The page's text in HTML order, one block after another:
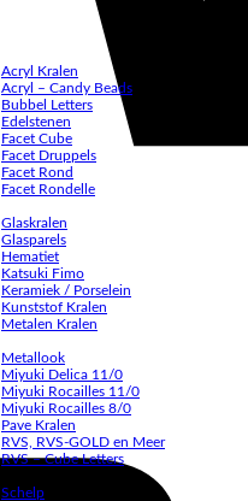
Acryl Kralen
Acryl – Candy Beads
Bubbel Letters
Edelstenen
Facet Cube
Facet Druppels
Facet Rond
Facet Rondelle
Glaskralen
Glasparels
Hematiet
Katsuki Fimo
Keramiek / Porselein
Kunststof Kralen
Metalen Kralen
Metallook
Miyuki Delica 11/0
Miyuki Rocailles 11/0
Miyuki Rocailles 8/0
Pave Kralen
RVS, RVS-GOLD en Meer
RVS – Cube Letters
Schelp